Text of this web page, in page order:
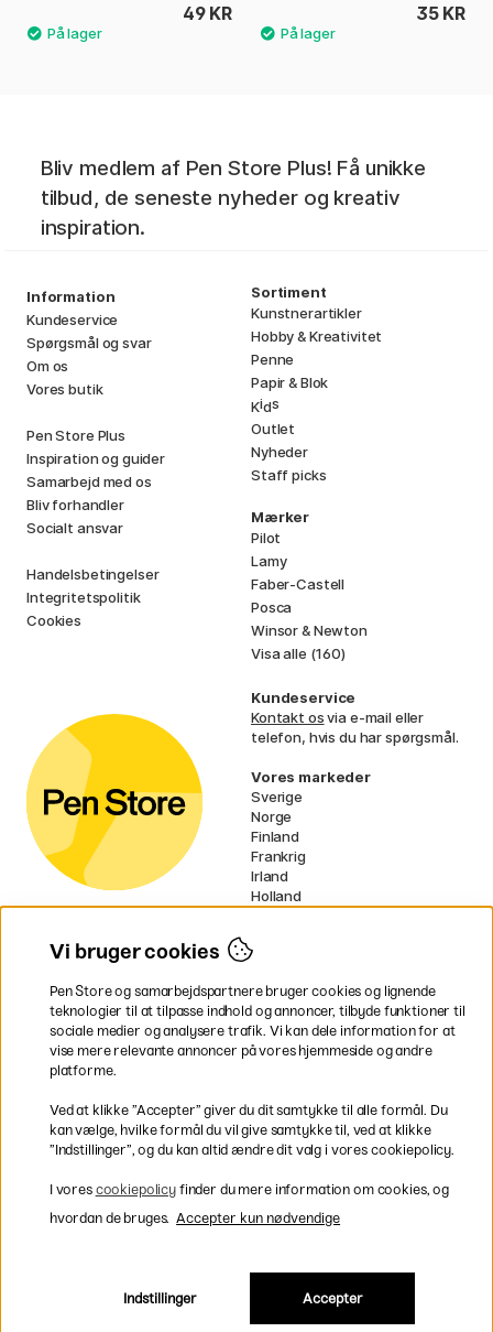
49 KR 35 KR
Bliv medlem af Pen Store Plus! Få unikke
tilbud, de seneste nyheder og kreativ
inspiration.
Information
Kundeservice
Spørgsmål og svar
Om os
Vores butik
Pen Store Plus
Inspiration og guider
Samarbejd med os
Bliv forhandler
Socialt ansvar
Handelsbetingelser
Integritetspolitik
Cookies
Sortiment
Kunstnerartikler
Hobby & Kreativitet
Penne
Papir & Blok
Kids
Outlet
Nyheder
Staff picks
Mærker
Pilot
Lamy
Faber-Castell
Posca
Winsor & Newton
Visa alle (160)
Kundeservice
Kontakt osvia e-mail eller
telefon, hvis du har spørgsmål.
Vores markeder
Sverige
Norge
Finland
Frankrig
Irland
Holland
EU
* Specifikkefragtvilkår gælder for
voluminøse varer.
Hurtig levering til hele Danmark
Inkl. moms
Vi bruger cookies
Pen Store og samarbejdspartnere bruger cookies og lignende
teknologier til at tilpasse indhold og annoncer, tilbyde funktioner til
sociale medier og analysere trafik. Vi kan dele information for at
vise mere relevante annoncer på vores hjemmeside og andre
platforme.
Ved at klikke ”Accepter” giver du dit samtykke til alle formål. Du
kan vælge, hvilke formål du vil give samtykke til, ved at klikke
”Indstillinger”, og du kan altid ændre dit valg i vores cookiepolicy.
I vores cookiepolicyfinder du mere information om cookies, og
hvordan de bruges. Accepter kun nødvendige
Indstillinger Accepter